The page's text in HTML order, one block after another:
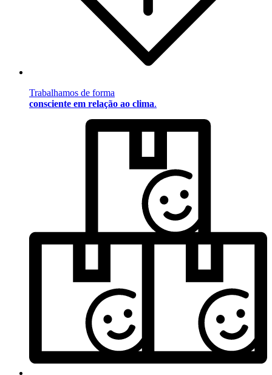
Trabalhamos de forma
consciente em relação ao clima.